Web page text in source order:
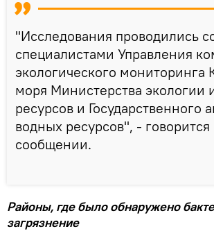
"Исследования проводились
специалистами Управления
экологического мониторинга
моря Министерства экологии
ресурсов и Государственного
водных ресурсов", - говорится
сообщении.
Районы, где было обнаружено
загрязнение